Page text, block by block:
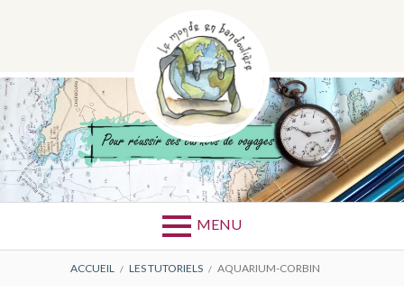
ÉTIQUETTE :AQUARIUM-
CORBIN
MENU
ACCUEIL LES TUTORIELS AQUARIUM-CORBIN